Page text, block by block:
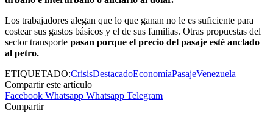
Los trabajadores alegan que lo que ganan no le es suficiente para
costear sus gastos básicos y el de sus familias. Otras propuestas del
sector transporte pasan porque el precio del pasaje esté anclado
al petro.
ETIQUETADO:CrisisDestacadoEconomíaPasajeVenezuela
Compartir este artículo
Facebook Whatsapp Whatsapp Telegram
Compartir